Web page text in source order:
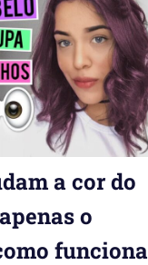
a cor do
o
funciona